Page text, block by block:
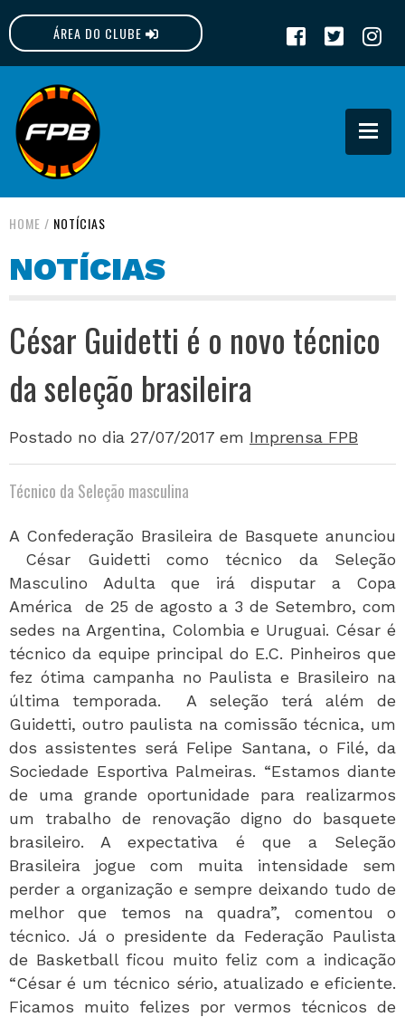
ÁREA DO CLUBE
FPB
HOME / NOTÍCIAS
NOTÍCIAS
César Guidetti é o novo técnico
da seleção brasileira
Postado no dia 27/07/2017 em Imprensa FPB
Técnico da Seleção masculina
A Confederação Brasileira de Basquete anunciou
César Guidetti como técnico da Seleção
Masculino Adulta que irá disputar a Copa
América de 25 de agosto a 3 de Setembro, com
sedes na Argentina, Colombia e Uruguai. César é
técnico da equipe principal do E.C. Pinheiros que
fez ótima campanha no Paulista e Brasileiro na
última temporada. A seleção terá além de
Guidetti, outro paulista na comissão técnica, um
dos assistentes será Felipe Santana, o Filé, da
Sociedade Esportiva Palmeiras. “Estamos diante
de uma grande oportunidade para realizarmos
um trabalho de renovação digno do basquete
brasileiro. A expectativa é que a Seleção
Brasileira jogue com muita intensidade sem
perder a organização e sempre deixando tudo de
melhor que temos na quadra”, comentou o
técnico. Já o presidente da Federação Paulista
de Basketball ficou muito feliz com a indicação
“César é um técnico sério, atualizado e eficiente.
Ficamos muito felizes por vermos técnicos de